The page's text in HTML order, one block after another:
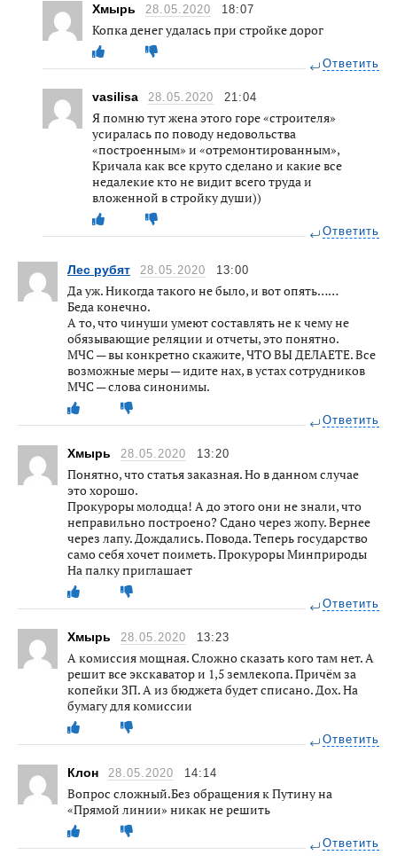
Хмырь 28.05.2020 18:07
Копка денег удалась при стройке дорог
Ответить
vasilisa 28.05.2020 21:04
Я помню тут жена этого горе «строителя»
усиралась по поводу недовольства
«построенным» и «отремонтированным»,
Кричала как все круто сделано и какие все
недалекие кто не видит всего труда и
вложенной в стройку души))
Ответить
Лес рубят 28.05.2020 13:00
Да уж. Никогда такого не было, и вот опять……
Беда конечно.
А то, что чинуши умеют составлять не к чему не
обязывающие реляции и отчеты, это понятно.
МЧС — вы конкретно скажите, ЧТО ВЫ ДЕЛАЕТЕ. Все
возможные меры — идите нах, в устах сотрудников
МЧС — слова синонимы.
Ответить
Хмырь 28.05.2020 13:20
Понятно, что статья заказная. Но в данном случае
это хорошо.
Прокуроры молодца! А до этого они не знали, что
неправильно построено? Сдано через жопу. Вернее
через лапу. Дождались. Повода. Теперь государство
само себя хочет поиметь. Прокуроры Минприроды
На палку приглашает
Ответить
Хмырь 28.05.2020 13:23
А комиссия мощная. Сложно сказать кого там нет. А
решит все экскаватор и 1,5 землекопа. Причём за
копейки ЗП. А из бюджета будет списано. Дох. На
бумагу для комиссии
Ответить
Клон 28.05.2020 14:14
Вопрос сложный.Без обращения к Путину на
«Прямой линии» никак не решить
Ответить